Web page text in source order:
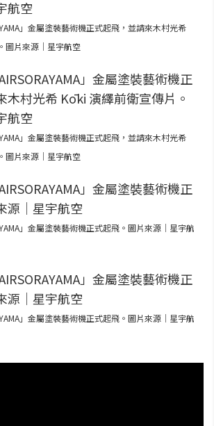
」金屬塗裝藝術機正式起飛，並請來木村光希
圖片來源｜星宇航空
」金屬塗裝藝術機正式起飛，並請來木村光希
圖片來源｜星宇航空
」金屬塗裝藝術機正式起飛。圖片來源｜星宇航
」金屬塗裝藝術機正式起飛。圖片來源｜星宇航